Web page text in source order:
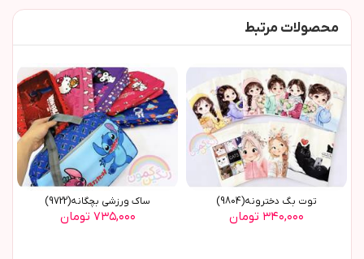
محصولات مرتبط
توت بگ دخترونه(9804)
۳۴۰,۰۰۰ تومان
ساک ورزشی بچگانه(9722)
۷۳۵,۰۰۰ تومان